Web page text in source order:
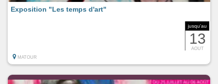
jusqu'au
13
AOUT
Exposition "Les temps d'art"
MATOUR